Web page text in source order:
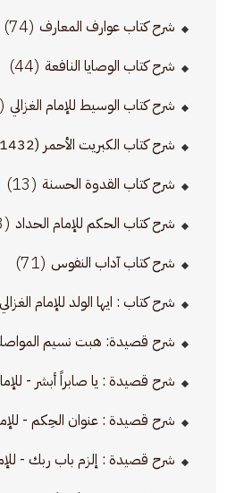
شرح كتاب عوارف المعارف (74)
شرح كتاب الوصايا النافعة (44)
شرح كتاب الوسيط للإمام الغزالي (7)
شرح كتاب الكبريت الأحمر (1432 هجري)
شرح كتاب القدوة الحسنة (13)
شرح كتاب الحكم للإمام الحداد (3)
شرح كتاب آداب النفوس (71)
شرح كتاب : ايها الولد للإمام الغزالي
شرح قصيدة: هبت نسيم
شرح قصيدة : يا صابراً أبشر -
شرح قصيدة : عنوان الحِكم -
شرح قصيدة : إلزم باب ربك -